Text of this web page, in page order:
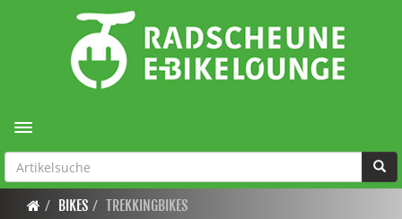
Toggle navigation
BIKES TREKKINGBIKES